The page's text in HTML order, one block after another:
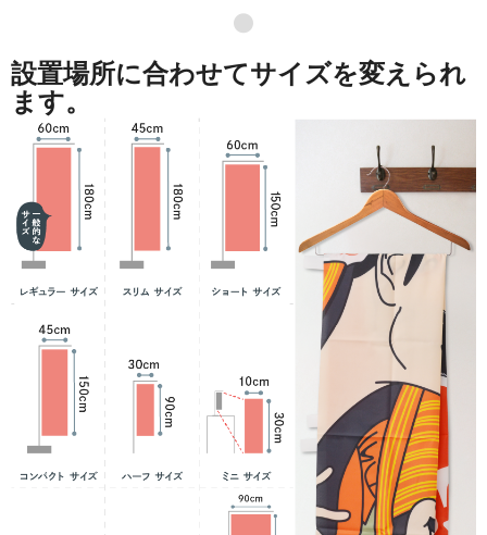
●
設置場所に合わせてサイズを変えられ
ます。